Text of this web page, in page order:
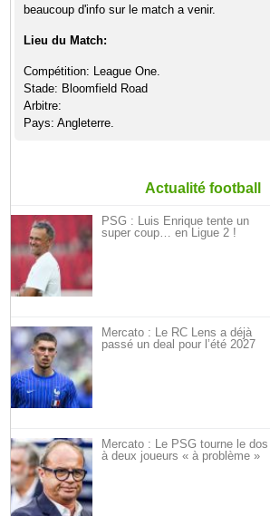
beaucoup d'info sur le match a venir.
Lieu du Match:
Compétition: League One.
Stade: Bloomfield Road
Arbitre:
Pays: Angleterre.
Actualité football
PSG : Luis Enrique tente un
super coup… en Ligue 2 !
Mercato : Le RC Lens a déjà
passé un deal pour l’été 2027
Mercato : Le PSG tourne le dos
à deux joueurs « à problème »